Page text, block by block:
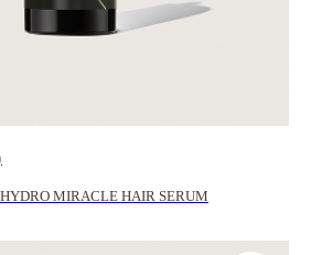
MIRACLE HAIR SERUM